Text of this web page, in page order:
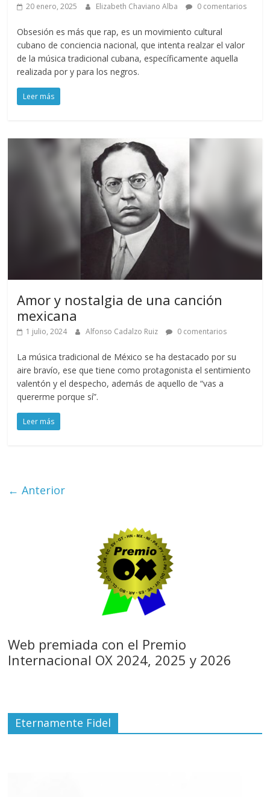
20 enero, 2025 Elizabeth Chaviano Alba 0 comentarios
Obsesión es más que rap, es un movimiento cultural
cubano de conciencia nacional, que intenta realzar el valor
de la música tradicional cubana, específicamente aquella
realizada por y para los negros.
Leer más
Amor y nostalgia de una canción
mexicana
1 julio, 2024 Alfonso Cadalzo Ruiz 0 comentarios
La música tradicional de México se ha destacado por su
aire bravío, ese que tiene como protagonista el sentimiento
valentón y el despecho, además de aquello de “vas a
quererme porque sí”.
Leer más
← Anterior
Web premiada con el Premio
Internacional OX 2024, 2025 y 2026
Eternamente Fidel